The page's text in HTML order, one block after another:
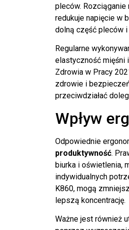
pleców.
redukuje napięcie w
dolną część pleców
Regularne
elastyczność mięśni
Zdrowia w Pracy
zdrowie i
przeciwdziałać
Wpływ
Odpowiednie
produktywność.
biurka i oświetlenia,
indywidualnych
K860, mogą
lepszą koncentrację.
Ważne jest również